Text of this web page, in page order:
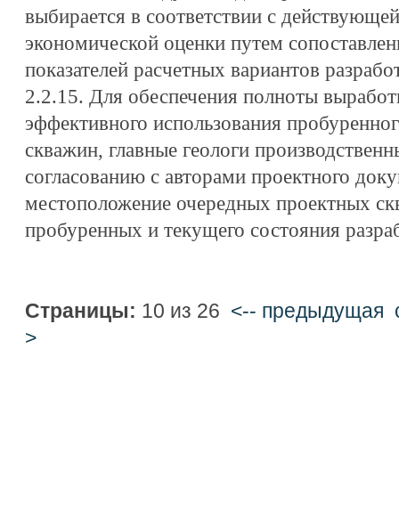
выбирается в соответствии с
экономической оценки путем
показателей расчетных вариантов
2.2.15. Для обеспечения полноты
эффективного использования
скважин, главные геологи
согласованию с авторами проектного
местоположение очередных проектных
пробуренных и текущего состояния
Страницы: 10 из 26 <-- предыдущая
>